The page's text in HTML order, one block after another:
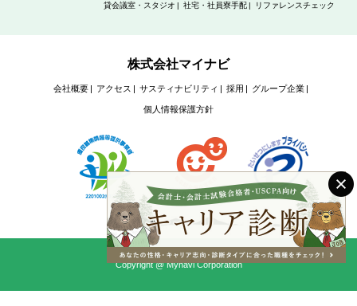
貸会議室・スタジオ 社宅・社員寮手配 リファレンスチェック
株式会社マイナビ
会社概要 アクセス サスティナビリティ 採用 グループ企業
個人情報保護方針
Copyright @ Mynavi Corporation